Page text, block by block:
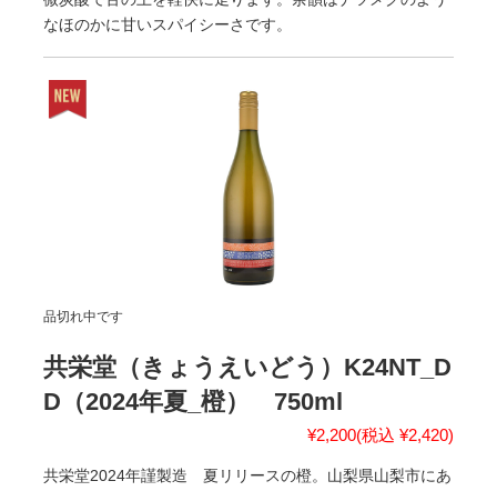
なほのかに甘いスパイシーさです。
品切れ中です
共栄堂（きょうえいどう）K24NT_D
D（2024年夏_橙） 750ml
¥2,200(税込 ¥2,420)
共栄堂2024年謹製造 夏リリースの橙。山梨県山梨市にあ